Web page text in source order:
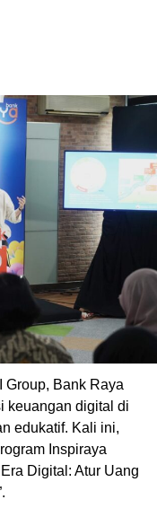
Bank Raya
keuangan digital di
edukatif. Kali ini,
Inspiraya
Digital: Atur Uang